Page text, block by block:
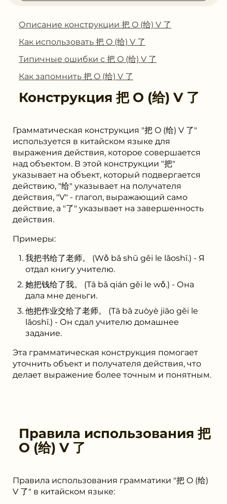
Описание конструкции 把 O (给) V 了
Как использовать 把 O (给) V 了
Типичные ошибки с 把 O (给) V 了
Как запомнить 把 O (给) V 了
Конструкция把 O (给) V 了
Грамматическая конструкция "把 O (给) V 了"
используется в китайском языке для
выражения действия, которое совершается
над объектом. В этой конструкции "把"
указывает на объект, который подвергается
действию, "给" указывает на получателя
действия, "V" - глагол, выражающий само
действие, а "了" указывает на завершенность
действия.
Примеры:
我把书给了老师。 (Wǒ bǎ shū gěi le lǎoshī.) - Я
отдал книгу учителю.
她把钱给了我。 (Tā bǎ qián gěi le wǒ.) - Она
дала мне деньги.
他把作业交给了老师。 (Tā bǎ zuòyè jiāo gěi le
lǎoshī.) - Он сдал учителю домашнее
задание.
Эта грамматическая конструкция помогает
уточнить объект и получателя действия, что
делает выражение более точным и понятным.
Правила использования把
O (给) V 了
Правила использования грамматики "把 O (给)
V 了" в китайском языке: